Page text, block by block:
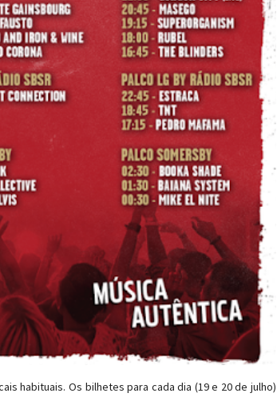
habituais. Os bilhetes para cada dia (19 e 20 de julho)